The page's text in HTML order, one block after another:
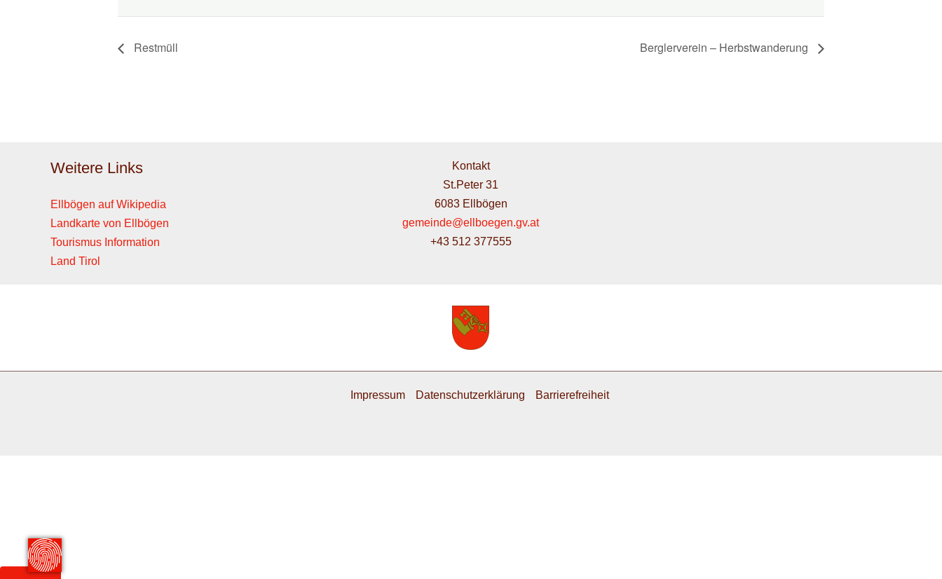
Restmüll Berglerverein – Herbstwanderung
Weitere Links
Ellbögen auf Wikipedia
Landkarte von Ellbögen
Tourismus Information
Land Tirol
Kontakt
St.Peter 31
6083 Ellbögen
gemeinde@ellboegen.gv.at
+43 512 377555
Impressum Datenschutzerklärung Barrierefreiheit